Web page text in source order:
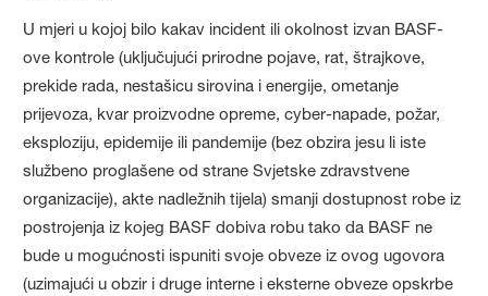
U mjeri u kojoj bilo kakav incident ili okolnost izvan BASF-
ove kontrole (uključujući prirodne pojave, rat, štrajkove,
prekide rada, nestašicu sirovina i energije, ometanje
prijevoza, kvar proizvodne opreme, cyber-napade, požar,
eksploziju, epidemije ili pandemije (bez obzira jesu li iste
službeno proglašene od strane Svjetske zdravstvene
organizacije), akte nadležnih tijela) smanji dostupnost robe iz
postrojenja iz kojeg BASF dobiva robu tako da BASF ne
bude u mogućnosti ispuniti svoje obveze iz ovog ugovora
(uzimajući u obzir i druge interne i eksterne obveze opskrbe